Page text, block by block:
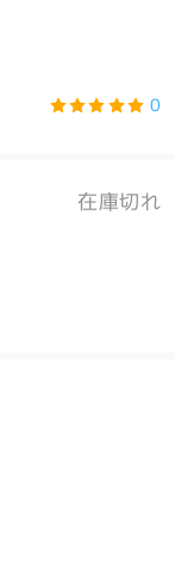
0
在庫切れ